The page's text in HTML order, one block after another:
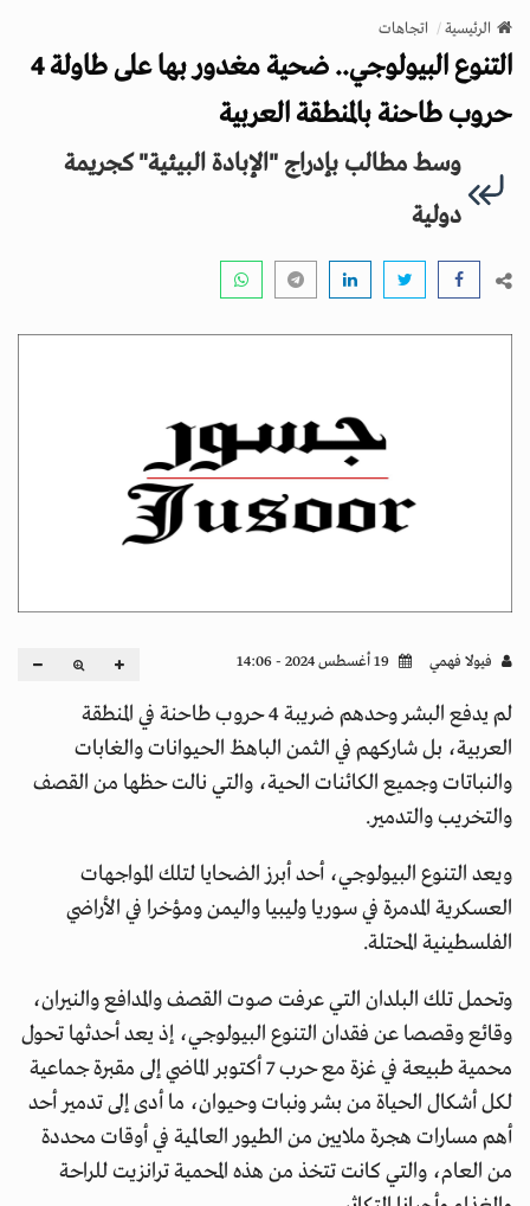
v
g
a
t
o
الرئيسية اتجاهات
التنوع البيولوجي.. ضحية مغدور بها على طاولة 4
حروب طاحنة بالمنطقة العربية
وسط مطالب بإدراج "الإبادة البيئية" كجريمة
دولية
فيولا فهمي
لم يدفع البشر وحدهم ضريبة 4 حروب طاحنة في المنطقة
العربية، بل شاركهم في الثمن الباهظ الحيوانات والغابات
والنباتات وجميع الكائنات الحية، والتي نالت حظها من القصف
والتخريب والتدمير.
ويعد التنوع البيولوجي، أحد أبرز الضحايا لتلك المواجهات
العسكرية المدمرة في سوريا وليبيا واليمن ومؤخرا في الأراضي
الفلسطينية المحتلة.
وتحمل تلك البلدان التي عرفت صوت القصف والمدافع والنيران،
وقائع وقصصا عن فقدان التنوع البيولوجي، إذ يعد أحدثها تحول
محمية طبيعة في غزة مع حرب 7 أكتوبر الماضي إلى مقبرة جماعية
لكل أشكال الحياة من بشر ونبات وحيوان، ما أدى إلى تدمير أحد
أهم مسارات هجرة ملايين من الطيور العالمية في أوقات محددة
من العام، والتي كانت تتخذ من هذه المحمية ترانزيت للراحة